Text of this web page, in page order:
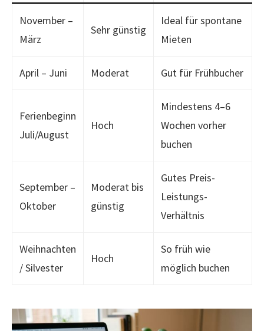
November –
März
Sehr günstig
Ideal für spontane
Mieten
April – Juni Moderat Gut für Frühbucher
Ferienbeginn
Juli/August
Hoch
Mindestens 4–6
Wochen vorher
buchen
September –
Oktober
Moderat bis
günstig
Gutes Preis-
Leistungs-
Verhältnis
Weihnachten
/ Silvester
Hoch
So früh wie
möglich buchen